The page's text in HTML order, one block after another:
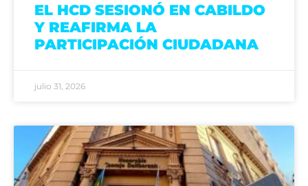
EL HCD SESIONÓ EN CABILDO
Y REAFIRMA LA
PARTICIPACIÓN CIUDADANA
julio 31, 2026